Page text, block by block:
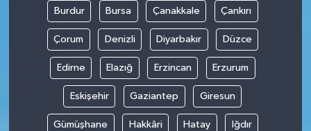
Burdur Bursa Çanakkale Çankırı
Çorum Denizli Diyarbakır Düzce
Edirne Elazığ Erzincan Erzurum
Eskişehir Gaziantep Giresun
Gümüşhane Hakkâri Hatay Iğdır